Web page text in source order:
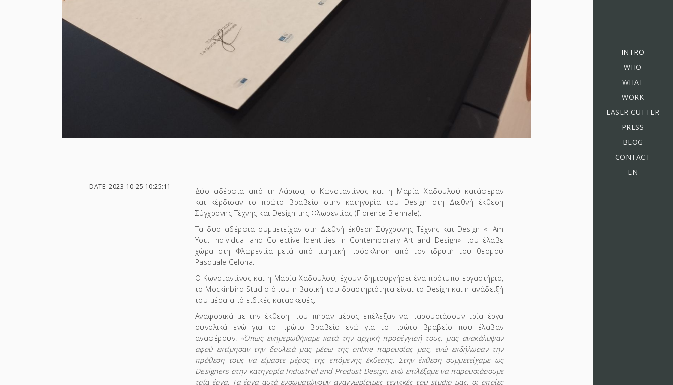
INTRO
WHO
WHAT
WORK
LASER CUTTER
PRESS
BLOG
CONTACT
EN
DATE: 2023-10-25 10:25:11
Δύο αδέρφια από τη Λάρισα, ο Κωνσταντίνος και η Μαρία Χαδουλού κατάφεραν
και
κέρδισαν το πρώτο βραβείο στην κατηγορία του Design στη Διεθνή έκθεση
Σύγχρονης Τέχνης και Design της Φλωρεντίας (Florence Biennale).
Τα δυο αδέρφια συμμετείχαν στη Διεθνή έκθεση Σύγχρονης Τέχνης και Design «I Am
You. Individual and Collective Identities in Contemporary Art and Design» που έλαβε
χώρα στη Φλωρεντία μετά από τιμητική πρόσκληση από τον ιδρυτή του θεσμού
Pasquale Celona.
Ο Κωνσταντίνος και η Μαρία Χαδουλού, έχουν δημιουργήσει ένα πρότυπο εργαστήριο,
το Mockinbird Studio όπου η βασική του δραστηριότητα είναι το Design και η ανάδειξή
του μέσα από ειδικές κατασκευές.
Αναφορικά με την έκθεση που πήραν μέρος επέλεξαν να παρουσιάσουν τρία έργα
συνολικά ενώ για το πρώτο βραβείο ενώ για το πρώτο βραβείο που έλαβαν
αναφέρουν: «Όπως ενημερωθήκαμε κατά την αρχική προσέγγισή τους, μας ανακάλυψαν
αφού εκτίμησαν την δουλειά μας μέσω της online παρουσίας μας, ενώ εκδήλωσαν την
πρόθεση τους να είμαστε μέρος της επόμενης έκθεσης. Στην έκθεση συμμετείχαμε ως
Designers στην κατηγορία Industrial and Produst Design, ενώ επιλέξαμε να παρουσιάσουμε
τρία έργα. Τα έργα αυτά ενσωματώνουν αναγνωρίσιμες τεχνικές του studio μας, οι οποίες